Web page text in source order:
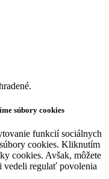
súbory cookies
funkcií sociálnych
cookies. Kliknutím
cookies. Avšak, môžete
vedeli regulať povolenia